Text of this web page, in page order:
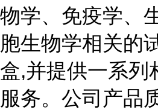
物学、免疫学、
胞生物学相关的
盒,并提供一系列
服务。公司产品